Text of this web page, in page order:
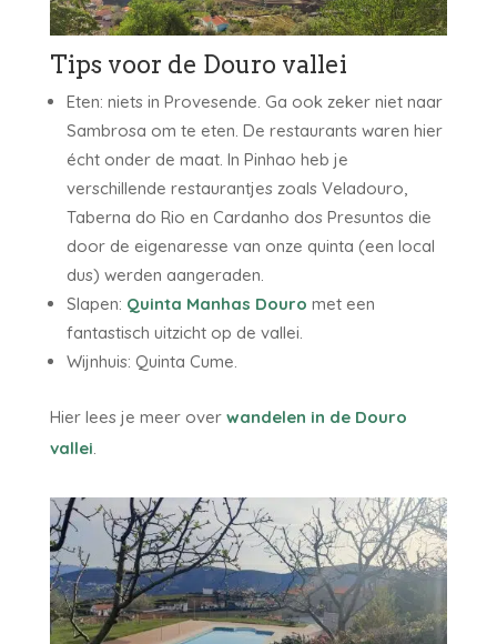
Tips voor de Douro vallei
Eten: niets in Provesende. Ga ook zeker niet naar
Sambrosa om te eten. De restaurants waren hier
écht onder de maat. In Pinhao heb je
verschillende restaurantjes zoals Veladouro,
Taberna do Rio en Cardanho dos Presuntos die
door de eigenaresse van onze quinta (een local
dus) werden aangeraden.
Slapen: Quinta Manhas Douro met een
fantastisch uitzicht op de vallei.
Wijnhuis: Quinta Cume.
Hier lees je meer over wandelen in de Douro
vallei.